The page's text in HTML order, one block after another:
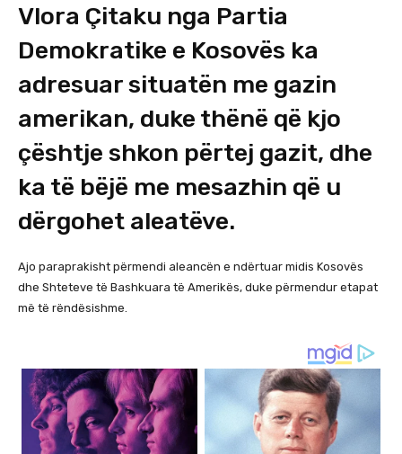
Vlora Çitaku nga Partia
Demokratike e Kosovës ka
adresuar situatën me gazin
amerikan, duke thënë që kjo
çështje shkon përtej gazit, dhe
ka të bëjë me mesazhin që u
dërgohet aleatëve.
Ajo paraprakisht përmendi aleancën e ndërtuar midis Kosovës
dhe Shteteve të Bashkuara të Amerikës, duke përmendur etapat
më të rëndësishme.